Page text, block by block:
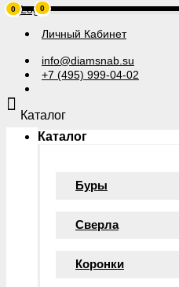
Личный Кабинет
info@diamsnab.su
+7 (495) 999-04-02
0
Каталог
Каталог
Буры
Сверла
Коронки
0